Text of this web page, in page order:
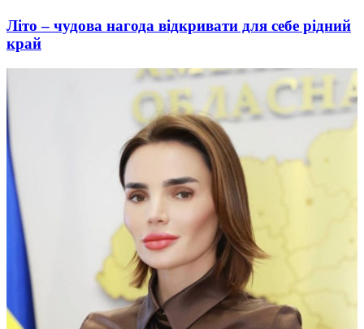
Літо – чудова нагода відкривати для себе рідний
край